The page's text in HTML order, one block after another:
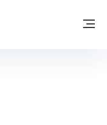
- PAGE D'ACCUEIL